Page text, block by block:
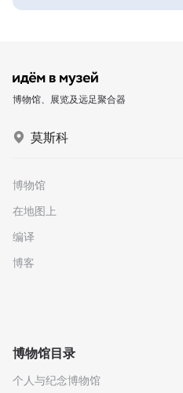
博物馆、展览及远足聚合器
莫斯科
博物馆
在地图上
编译
博客
博物馆目录
个人与纪念博物馆